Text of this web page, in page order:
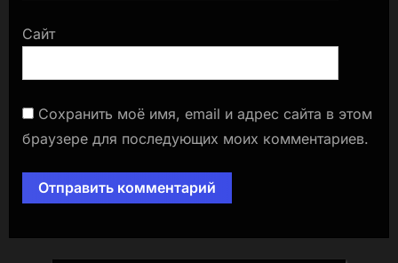
Сайт
Сохранить моё имя, email и адрес сайта в этом
браузере для последующих моих комментариев.